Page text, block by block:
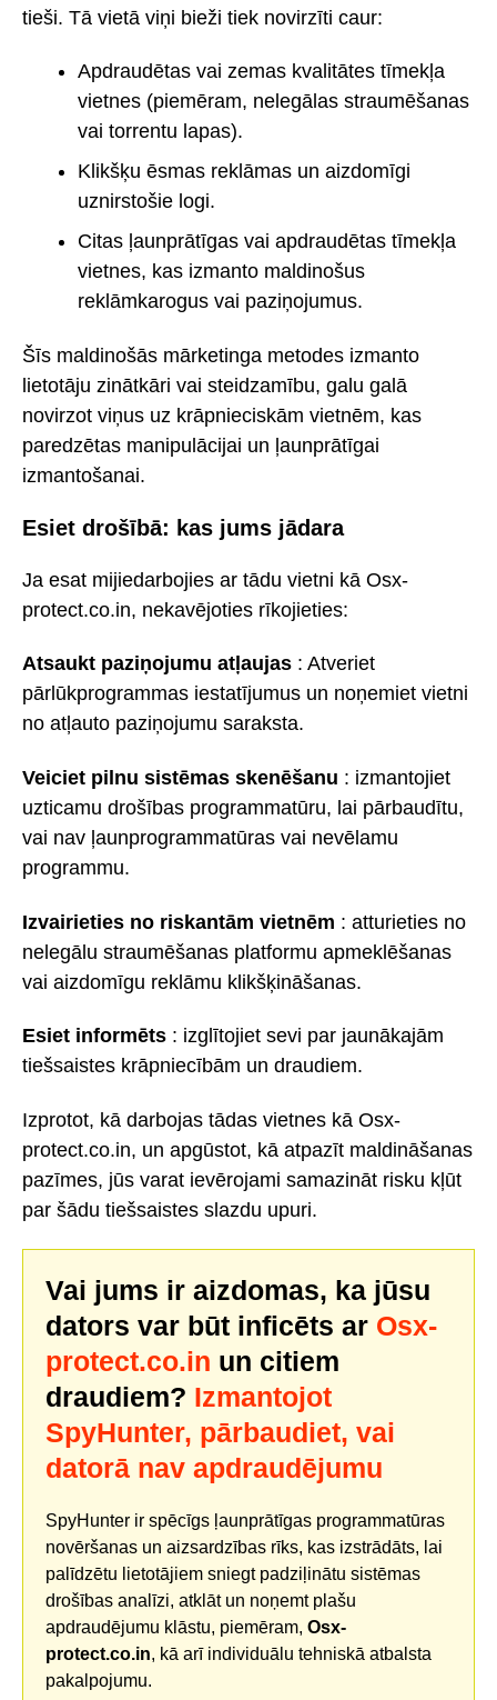
tieši. Tā vietā viņi bieži tiek novirzīti caur:
Apdraudētas vai zemas kvalitātes tīmekļa
vietnes (piemēram, nelegālas straumēšanas
vai torrentu lapas).
Klikšķu ēsmas reklāmas un aizdomīgi
uznirstošie logi.
Citas ļaunprātīgas vai apdraudētas tīmekļa
vietnes, kas izmanto maldinošus
reklāmkarogus vai paziņojumus.
Šīs maldinošās mārketinga metodes izmanto
lietotāju zinātkāri vai steidzamību, galu galā
novirzot viņus uz krāpnieciskām vietnēm, kas
paredzētas manipulācijai un ļaunprātīgai
izmantošanai.
Esiet drošībā: kas jums jādara
Ja esat mijiedarbojies ar tādu vietni kā Osx-
protect.co.in, nekavējoties rīkojieties:
Atsaukt paziņojumu atļaujas : Atveriet
pārlūkprogrammas iestatījumus un noņemiet vietni
no atļauto paziņojumu saraksta.
Veiciet pilnu sistēmas skenēšanu : izmantojiet
uzticamu drošības programmatūru, lai pārbaudītu,
vai nav ļaunprogrammatūras vai nevēlamu
programmu.
Izvairieties no riskantām vietnēm : atturieties no
nelegālu straumēšanas platformu apmeklēšanas
vai aizdomīgu reklāmu klikšķināšanas.
Esiet informēts : izglītojiet sevi par jaunākajām
tiešsaistes krāpniecībām un draudiem.
Izprotot, kā darbojas tādas vietnes kā Osx-
protect.co.in, un apgūstot, kā atpazīt maldināšanas
pazīmes, jūs varat ievērojami samazināt risku kļūt
par šādu tiešsaistes slazdu upuri.
Vai jums ir aizdomas, ka jūsu
dators var būt inficēts ar Osx-
protect.co.in un citiem
draudiem? Izmantojot
SpyHunter, pārbaudiet, vai
datorā nav apdraudējumu
SpyHunter ir spēcīgs ļaunprātīgas programmatūras
novēršanas un aizsardzības rīks, kas izstrādāts, lai
palīdzētu lietotājiem sniegt padziļinātu sistēmas
drošības analīzi, atklāt un noņemt plašu
apdraudējumu klāstu, piemēram, Osx-
protect.co.in, kā arī individuālu tehniskā atbalsta
pakalpojumu.